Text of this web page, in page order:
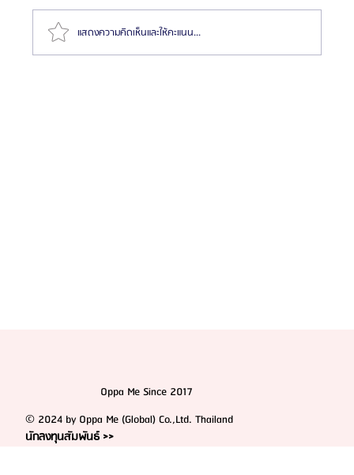
แสดงความคิดเห็นและให้คะแนน...
Oppa Me Since 2017
© 2024 by Oppa Me (Global) Co.,Ltd. Thailand
นักลงทุนสัมพันธ์ >>